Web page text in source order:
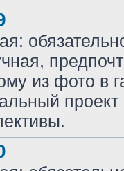
из фото в